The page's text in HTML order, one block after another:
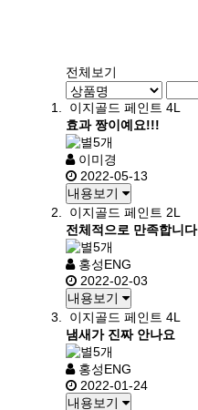
전체보기
이지골드 페인트 4L
효과 짱이예요!!!
이미경
2022-05-13
내용보기
이지골드 페인트 2L
전체적으로 만족합니다
홍성ENG
2022-02-03
내용보기
이지골드 페인트 4L
냄새가 진짜 안나요
홍성ENG
2022-01-24
내용보기